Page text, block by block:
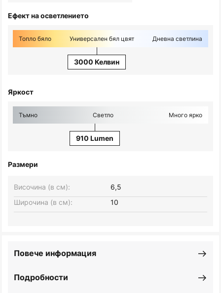
Ефект на осветлението
Топло бяло Универсален бял цвят Дневна светлина
3000 Келвин
Яркост
Тъмно Светло Много ярко
910 Lumen
Размери
Широчина (в см): 10
Височина (в см): 6,5
Подробности
Повече информация